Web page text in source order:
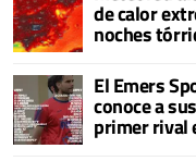
de calor
noches
El Emers
conoce a
primer rival